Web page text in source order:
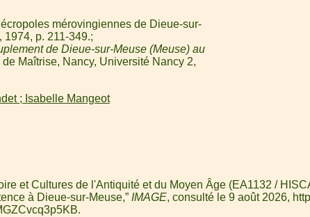
mérovingiennes de Dieue-sur-
1974, p. 211-349.
de Dieue-sur-Meuse (Meuse) au
de Maîtrise, Nancy, Université Nancy 2,
; Isabelle Mangeot
et Cultures de l'Antiquité et du Moyen Âge (EA1132 /
à Dieue-sur-Meuse,” IMAGE, consulté le 9 août 2026,
.